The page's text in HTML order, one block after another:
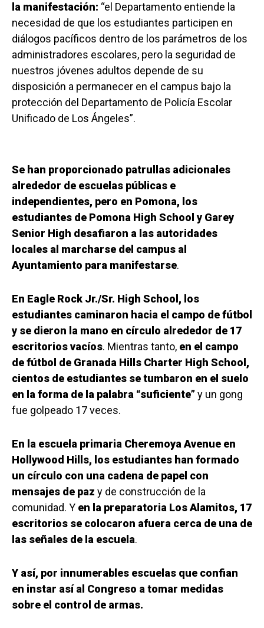
la manifestación: “el Departamento entiende la
necesidad de que los estudiantes participen en
diálogos pacíficos dentro de los parámetros de los
administradores escolares, pero la seguridad de
nuestros jóvenes adultos depende de su
disposición a permanecer en el campus bajo la
protección del Departamento de Policía Escolar
Unificado de Los Ángeles”.
Se han proporcionado patrullas adicionales
alrededor de escuelas públicas e
independientes, pero en Pomona, los
estudiantes de Pomona High School y Garey
Senior High desafiaron a las autoridades
locales al marcharse del campus al
Ayuntamiento para manifestarse.
En Eagle Rock Jr./Sr. High School, los
estudiantes caminaron hacia el campo de fútbol
y se dieron la mano en círculo alrededor de 17
escritorios vacíos. Mientras tanto, en el campo
de fútbol de Granada Hills Charter High School,
cientos de estudiantes se tumbaron en el suelo
en la forma de la palabra “suficiente”y un gong
fue golpeado 17 veces.
En la escuela primaria Cheremoya Avenue en
Hollywood Hills, los estudiantes han formado
un círculo con una cadena de papel con
mensajes de paz y de construcción de la
comunidad. Y en la preparatoria Los Alamitos, 17
escritorios se colocaron afuera cerca de una de
las señales de la escuela.
Y así, por innumerables escuelas que confian
en instar así al Congreso a tomar medidas
sobre el control de armas.